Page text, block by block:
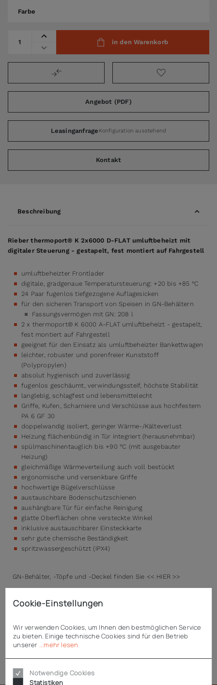
Farbe
in den Warenkorb
Angebot (PDF)
Leasinganfrage Konfiguration ausstehend
Kontakt
Beschreibung
Rieber thermoport® K 2x6000 D-FLAT umluftbeheizt mit
digitaler Steuerung - gestapelt, fest montiert auf Fahrgestell
umluftbeheizter Frontlader
digitale, gradgenaue Temperatursteuerung: +20 bis +85 °C
24 Paar fugenlos tiefgezogene Auflagesicken
für den sicheren Transport von Speisen in GN-Behältern
Fassungsvermögen mit GN: 208 l
2 x thermoport® K 6000 A-FLAT umluftbeheizt - gestapelt,
fest montiert auf Fahrgestell
geeignet für den Einsatz als umluftbeheizter Bankettwagen
leichter, robuster und porenfreier Kunststoff
(Polypropylen)
absolut hygienisch und zuverlässig
fugenlos geschäumt, verwindungssteif, höchste Stabilität
langlebig, schlagfest und lebensmittelecht
Griffe, Kufen, Scharniere und Verschlüsse aus hochfestem
PA 6 GF 30
doppelwandig isoliert, geringer Wärme-/Kälteverlust
Heizung flächenbündig in Tür integriert (herausnehmbar)
spülmaschinentauglich bis +90 °C (mit ausgebauter
Heizung)
gleichmäßige Wärmeverteilung auch voll bestückt
ergonomische und versenkbare Griffe
hochwertige Bügelverschlüsse
austauschbare Bodenschutzschienen
aushängbare Tür für einfache Reinigung
glatte Oberflächen ohne versteckte Winkel
inklusive austauschbarer Einsteckkarte
sehr gute chemische Beständigkeit
spritzwassergeschützt (IPX4)
GN-Behälter, -Töpfe und -Deckel finden Sie << HIER >>
Cookie-Einstellungen
Wir verwenden Cookies, um Ihnen den bestmöglichen Service
zu bieten. Einige technische Cookies sind für den Betrieb
unserer ...mehr lesen
Notwendige Cookies
Statistiken